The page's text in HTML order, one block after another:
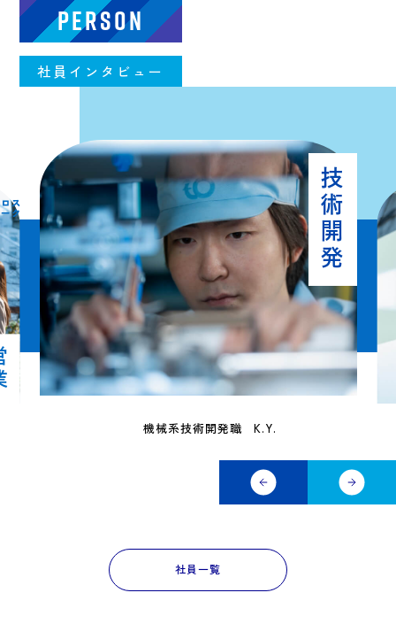
PERSON
社員インタビュー
技術開発
機械系技術開発職 K.Y.
社員一覧